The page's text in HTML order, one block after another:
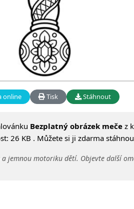
online Tisk Stáhnout
Bezplatný obrázek mečez
26 KB . Můžete si ji zdarma
jemnou motoriku dětí. Objevte další